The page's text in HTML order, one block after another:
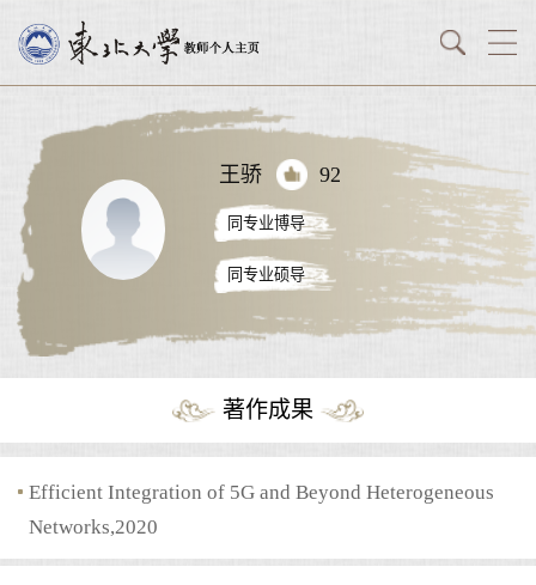
王骄 92
同专业博导
同专业硕导
著作成果
Efficient Integration of 5G and Beyond Heterogeneous
Networks,2020